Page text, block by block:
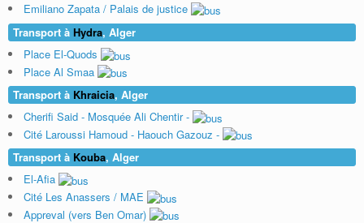
Emiliano Zapata / Palais de justice
Transport à Hydra, Alger
Place El-Quods
Place Al Smaa
Transport à Khraicia, Alger
Cherifi Said - Mosquée Ali Chentir -
Cité Laroussi Hamoud - Haouch Gazouz -
Transport à Kouba, Alger
El-Afia
Cité Les Anassers / MAE
Appreval (vers Ben Omar)